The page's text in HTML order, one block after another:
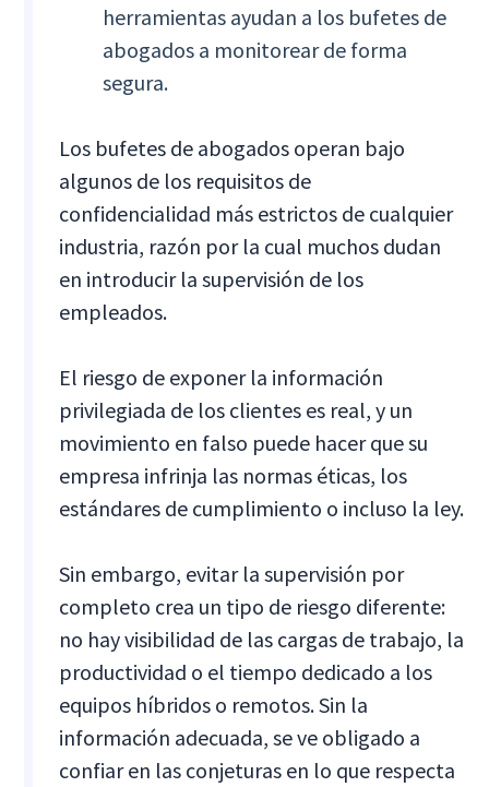
herramientas ayudan a los bufetes de
abogados a monitorear de forma
segura.
Los bufetes de abogados operan bajo
algunos de los requisitos de
confidencialidad más estrictos de cualquier
industria, razón por la cual muchos dudan
en introducir la supervisión de los
empleados.
El riesgo de exponer la información
privilegiada de los clientes es real, y un
movimiento en falso puede hacer que su
empresa infrinja las normas éticas, los
estándares de cumplimiento o incluso la ley.
Sin embargo, evitar la supervisión por
completo crea un tipo de riesgo diferente:
no hay visibilidad de las cargas de trabajo, la
productividad o el tiempo dedicado a los
equipos híbridos o remotos. Sin la
información adecuada, se ve obligado a
confiar en las conjeturas en lo que respecta